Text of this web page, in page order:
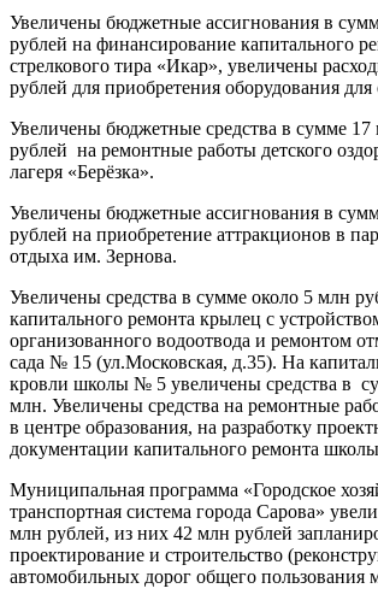
Увеличены бюджетные ассигнования в
рублей на финансирование капитального
стрелкового тира «Икар», увеличены
рублей для приобретения оборудования для
Увеличены бюджетные средства в сумме 17
рублей на ремонтные работы детского
лагеря «Берёзка».
Увеличены бюджетные ассигнования в
рублей на приобретение аттракционов в
отдыха им. Зернова.
Увеличены средства в сумме около 5 млн
капитального ремонта крылец с
организованного водоотвода и ремонтом
сада № 15 (ул.Московская, д.35). На
кровли школы № 5 увеличены средства в
млн. Увеличены средства на ремонтные
в центре образования, на разработку
документации капитального ремонта
Муниципальная программа «Городское
транспортная система города Сарова»
млн рублей, из них 42 млн рублей
проектирование и строительство
автомобильных дорог общего пользования